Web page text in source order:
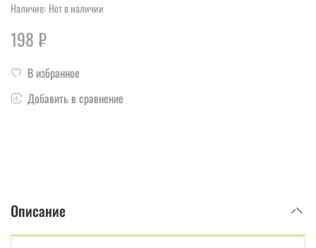
Наличие: Нет в наличии
198 ₽
В избранное
Добавить в сравнение
Описание